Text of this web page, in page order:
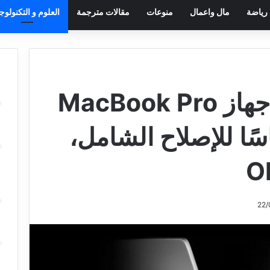
رياضة مال واعمال منوعات مقالات مترجمة العلوم و
لقد أثارت ترقية جهاز MacBook Pro
للإصلاح الشامل،